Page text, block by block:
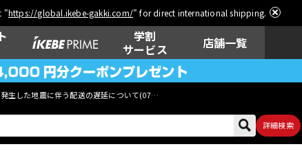
"https://global.ikebe-gakki.com/" for direct international shipping.
学割
サービス
店舗一覧
発生した地震に伴う配送の遅延について(07月29日
詳細検索